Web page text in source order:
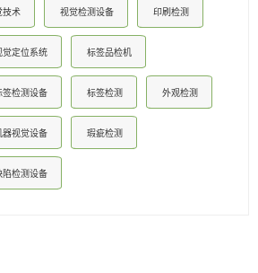
技术 视觉检测设备 印刷检测
觉定位系统 标签品检机
签检测设备 标签检测 外观检测
器视觉设备 瑕疵检测
陷检测设备